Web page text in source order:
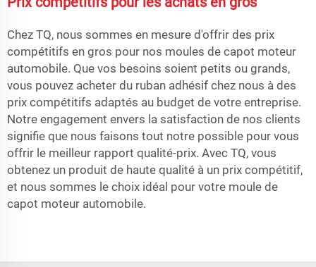
Chez TQ, nous sommes en mesure d'offrir des prix
compétitifs en gros pour nos moules de capot moteur
automobile. Que vos besoins soient petits ou grands,
vous pouvez acheter du ruban adhésif chez nous à des
prix compétitifs adaptés au budget de votre entreprise.
Notre engagement envers la satisfaction de nos clients
signifie que nous faisons tout notre possible pour vous
offrir le meilleur rapport qualité-prix. Avec TQ, vous
obtenez un produit de haute qualité à un prix compétitif,
et nous sommes le choix idéal pour votre moule de
capot moteur automobile.